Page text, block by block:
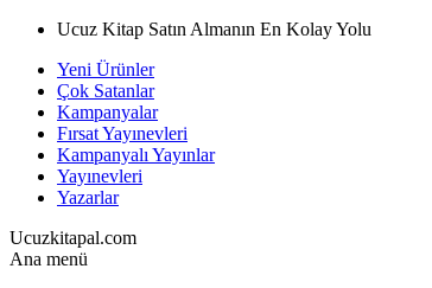
Ucuz Kitap Satın Almanın En Kolay Yolu
Yeni Ürünler
Çok Satanlar
Kampanyalar
Fırsat Yayınevleri
Kampanyalı Yayınlar
Yayınevleri
Yazarlar
Ucuzkitapal.com
Ana menü